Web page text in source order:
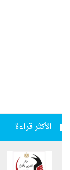
الأكثر قراءة